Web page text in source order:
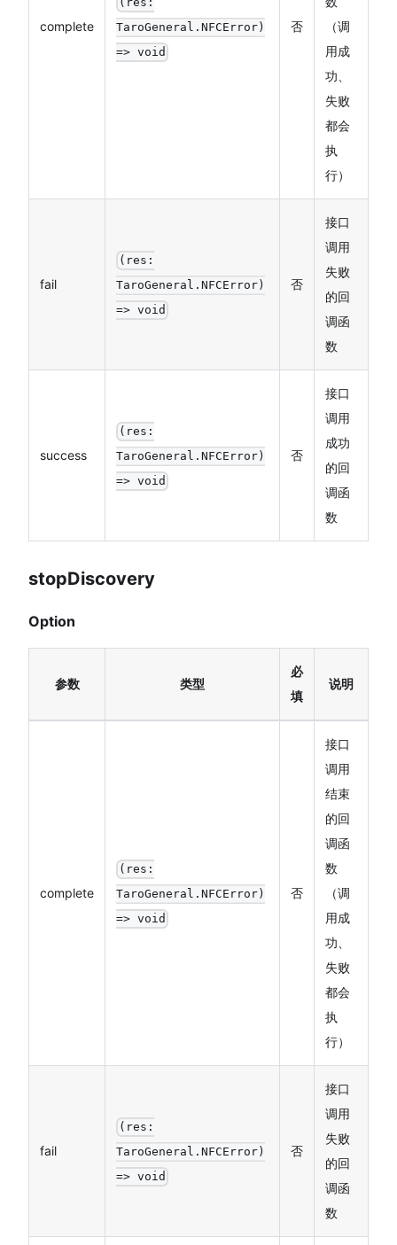
complete
TaroGeneral.NFCError)
=> void
否
（调
用成
功、
失败
都会
执
行）
fail
(res:
TaroGeneral.NFCError)
=> void
否
接口
调用
失败
的回
调函
数
success
(res:
TaroGeneral.NFCError)
=> void
否
接口
调用
成功
的回
调函
数
stopDiscovery
Option
参数 类型
必
填
说明
complete
(res:
TaroGeneral.NFCError)
=> void
否
接口
调用
结束
的回
调函
数
（调
用成
功、
失败
都会
执
行）
fail
(res:
TaroGeneral.NFCError)
=> void
否
接口
调用
失败
的回
调函
数